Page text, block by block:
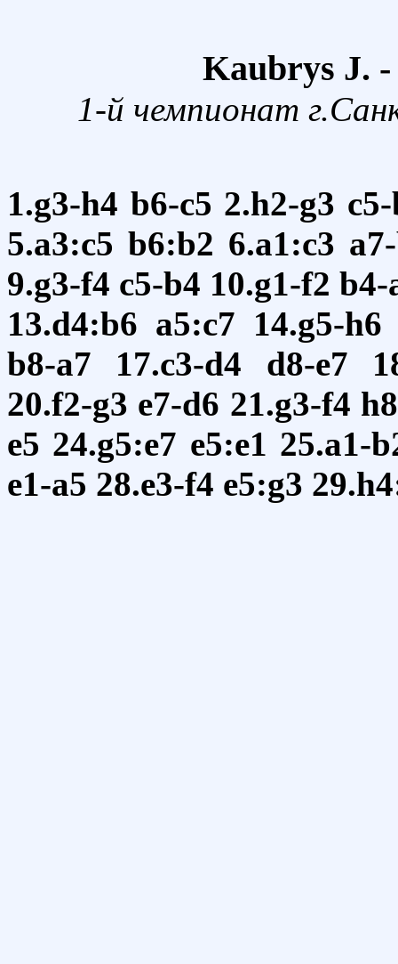
Kaubrys J.
1-й чемпионат
1.g3-h4 b6-c5 2.h2-g3
5.a3:c5 b6:b2 6.a1:c3
9.g3-f4 c5-b4 10.g1-f2 b4-
13.d4:b6 a5:c7 14.g5-h6
b8-a7
17.c3-d4 d8-e7
20.f2-g3 e7-d6 21.g3-f4
e5 24.g5:e7 e5:e1 25.a1-
e1-a5 28.e3-f4 e5:g3